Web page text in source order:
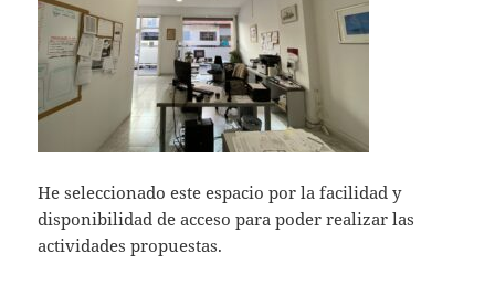
He seleccionado este espacio por la facilidad y
disponibilidad de acceso para poder realizar las
actividades propuestas.